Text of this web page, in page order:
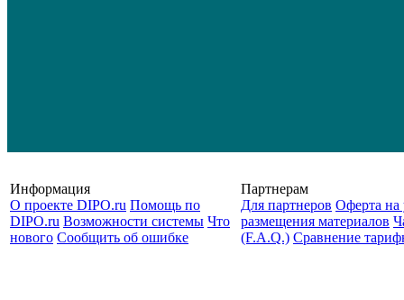
Информация
О проекте DIPO.ru Помощь по
DIPO.ru Возможности системы Что
нового Сообщить об ошибке
Партнерам
Для партнеров Оферта на
размещения материалов
(F.A.Q.) Cравнение